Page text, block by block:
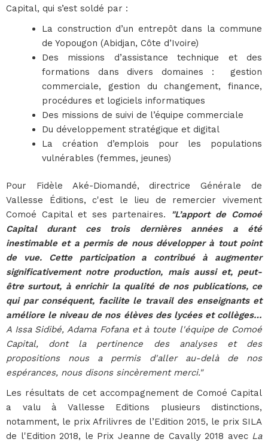
Capital, qui s’est soldé par :
La construction d’un entrepôt dans la commune
de Yopougon (Abidjan, Côte d’Ivoire)
Des missions d’assistance technique et des
formations dans divers domaines : gestion
commerciale, gestion du changement, finance,
procédures et logiciels informatiques
Des missions de suivi de l’équipe commerciale
Du développement stratégique et digital
La création d’emplois pour les populations
vulnérables (femmes, jeunes)
Pour Fidèle Aké-Diomandé, directrice Générale de
Vallesse Éditions, c'est le lieu de remercier vivement
Comoé Capital et ses partenaires.
"L’apport de Comoé
Capital durant ces trois dernières années a été
inestimable et a permis de nous développer à tout point
de vue. Cette participation a contribué à augmenter
significativement notre production, mais aussi et, peut-
être surtout, à enrichir la qualité de nos publications, ce
qui par conséquent, facilite le travail des enseignants et
améliore le niveau de nos élèves des lycées et collèges…
A Issa Sidibé, Adama Fofana et à toute l'équipe de Comoé
Capital, dont la pertinence des analyses et des
propositions nous a permis d'aller au-delà de nos
espérances, nous disons sincèrement merci."
Les résultats de cet accompagnement de Comoé Capital
a valu à Vallesse Editions plusieurs distinctions,
notamment, le prix Afrilivres de l’Edition 2015, le prix SILA
de l'Edition 2018, le Prix Jeanne de Cavally 2018 avec La